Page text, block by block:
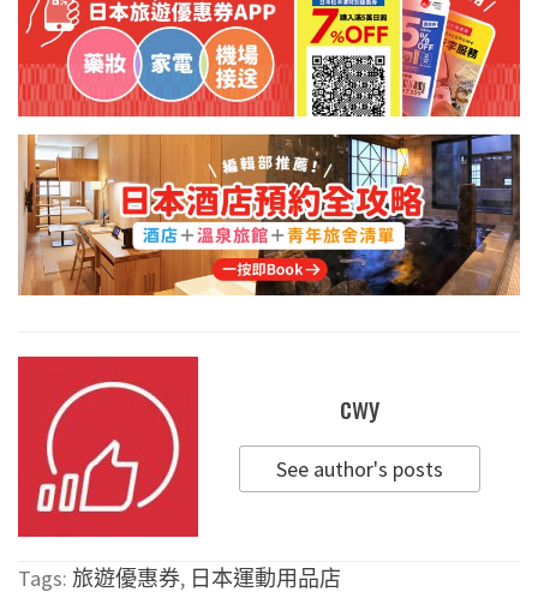
cwy
See author's posts
Tags: 旅遊優惠券, 日本運動用品店